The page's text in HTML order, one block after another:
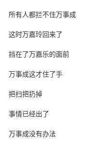
所有人都拦不住万事成
这时万嘉玲回来了
挡在了万嘉乐的面前
万事成这才住了手
把扫把扔掉
事情已经出了
万事成没有办法